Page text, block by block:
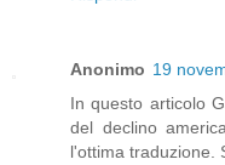
Anonimo 19
In questo articolo
del declino
l'ottima traduzione.